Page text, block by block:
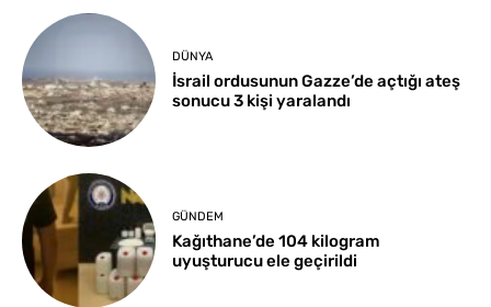
DÜNYA
İsrail ordusunun Gazze’de açtığı ateş
sonucu 3 kişi yaralandı
GÜNDEM
Kağıthane’de 104 kilogram
uyuşturucu ele geçirildi